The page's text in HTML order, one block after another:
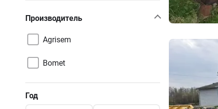
Производитель
Agrisem
Bomet
Год